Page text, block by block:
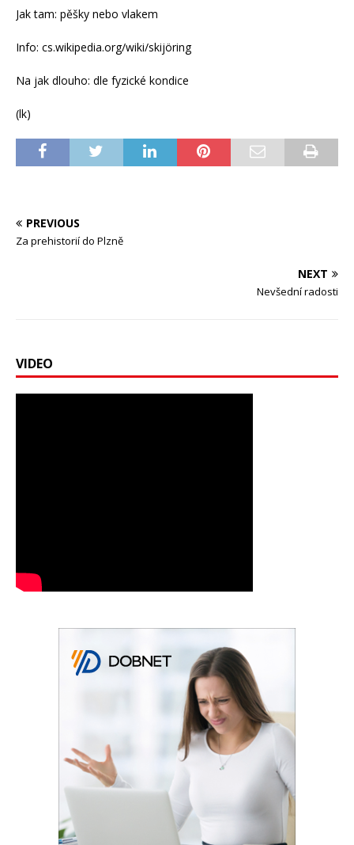
Jak tam: pěšky nebo vlakem
Info: cs.wikipedia.org/wiki/skijöring
Na jak dlouho: dle fyzické kondice
(lk)
PREVIOUS
Za prehistorií do Plzně
NEXT
Nevšední radosti
VIDEO